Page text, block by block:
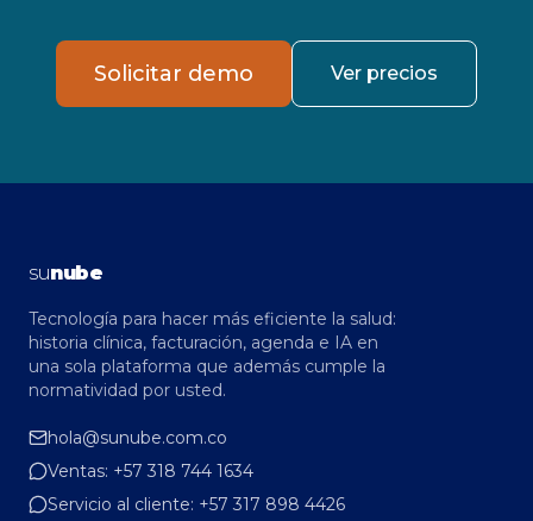
Solicitar demo Ver precios
sunube
Tecnología para hacer más eficiente la salud:
historia clínica, facturación, agenda e IA en
una sola plataforma que además cumple la
normatividad por usted.
hola@sunube.com.co
Ventas: +57 318 744 1634
Servicio al cliente: +57 317 898 4426